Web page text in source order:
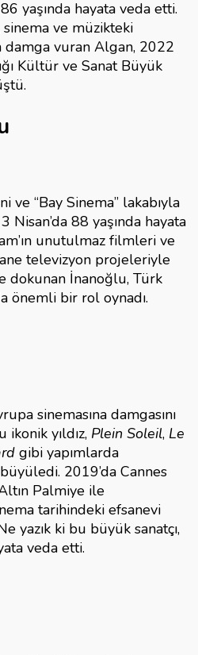
yaşında hayata veda etti.
sinema ve müzikteki
damga vuran Algan, 2022
Kültür ve Sanat Büyük
ve “Bay Sinema” lakabıyla
Nisan’da 88 yaşında hayata
unutulmaz filmleri ve
televizyon projeleriyle
dokunan İnanoğlu, Türk
önemli bir rol oynadı.
sinemasına damgasını
yıldız, Plein Soleil, Le
gibi yapımlarda
2019’da Cannes
Palmiye ile
tarihindeki efsanevi
yazık ki bu büyük sanatçı,
veda etti.